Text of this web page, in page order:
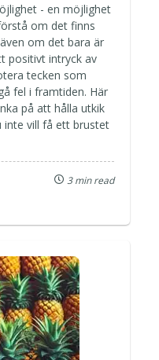
- en möjlighet
om det finns
om det bara är
positivt intryck av
tecken som
fel i framtiden. Här
på att hålla utkik
vill få ett brustet
3 min read